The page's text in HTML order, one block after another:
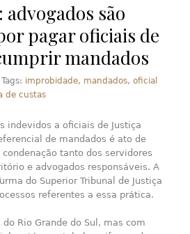
são
pagar oficiais de
mandados
Tags: improbidade, mandados,oficial
de custas
indevidos a oficiais de Justiça
de mandados é ato de
tanto dos servidores
e advogados responsáveis. A
do Superior Tribunal de Justiça
referentes a essa prática.
Rio Grande do Sul, mas com